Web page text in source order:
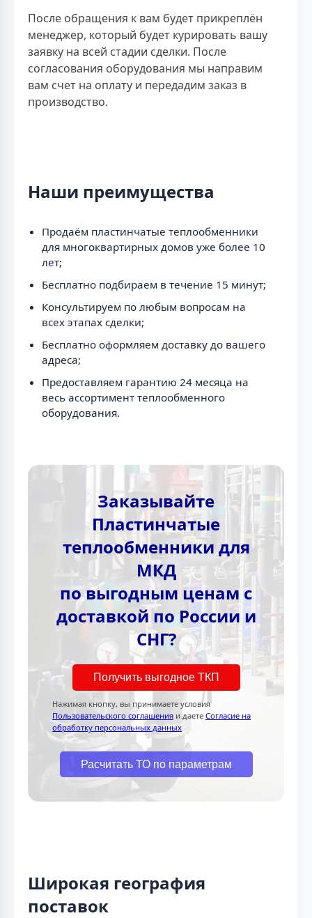
После обращения к вам будет прикреплён
менеджер, который будет курировать вашу
заявку на всей стадии сделки. После
согласования оборудования мы направим
вам счет на оплату и передадим заказ в
производство.
Наши преимущества
Продаём пластинчатые теплообменники
для многоквартирных домов уже более 10
лет;
Бесплатно подбираем в течение 15 минут;
Консультируем по любым вопросам на
всех этапах сделки;
Бесплатно оформляем доставку до вашего
адреса;
Предоставляем гарантию 24 месяца на
весь ассортимент теплообменного
оборудования.
Заказывайте
Пластинчатые
теплообменники для
МКД
по выгодным ценам с
доставкой по России и
СНГ?
Получить выгодное ТКП
Нажимая кнопку, вы принимаете условия
Пользовательского соглашения и даете Согласие на
обработку персональных данных
Расчитать ТО по параметрам
Широкая география
поставок